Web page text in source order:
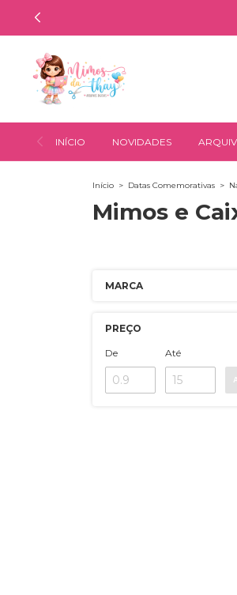
INÍCIO NOVIDADES
Início > Datas Comemorativas >
Mimos e
MARCA
PREÇO
De Até